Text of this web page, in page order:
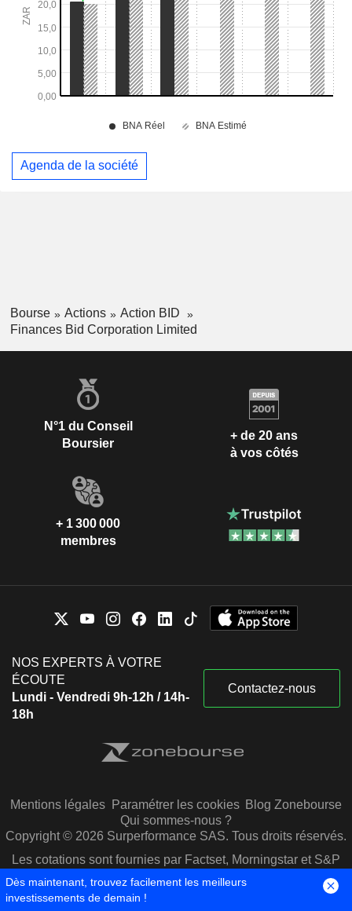
Agenda de la société
Bourse Actions
Action BID
Finances Bid Corporation Limited
N°1 du Conseil
Boursier
+ de 20 ans
à vos côtés
+ 1 300 000
membres
NOS EXPERTS À VOTRE
ÉCOUTE
Lundi - Vendredi 9h-12h / 14h-
18h
Contactez-nous
Mentions légales Paramétrer les cookies Blog Zonebourse
Qui sommes-nous ?
Copyright © 2026 Surperformance SAS. Tous droits réservés.
Les cotations sont fournies par Factset, Morningstar et S&P
Capital IQ
Dès maintenant, trouvez facilement les meilleurs
investissements de demain !